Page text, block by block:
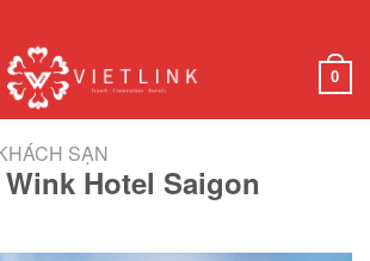
0
SẠN
Hotel Saigon